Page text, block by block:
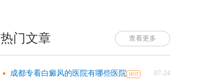
热门文章 查看更多
成都专看白癜风的医院有哪些医院 07-24